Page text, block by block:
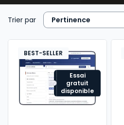
concurrents. Cette discipline
droit commercial, du droit des
fiscal et du droit social, et
globale indispensable à la
des affaires. Pour les
est une matière structurante
interactions entre différentes
Pour les praticiens et les
stratégique garantissant
développement économique.
Trier par
Essai
gratuit
disponible
BEST-SELLER